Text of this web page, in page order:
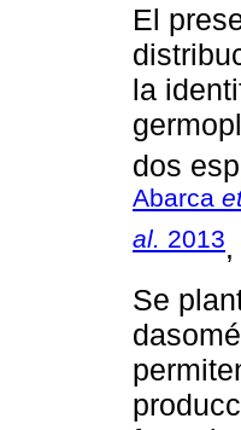
El
la
dos
Abarca
al. 2013,
Se